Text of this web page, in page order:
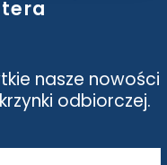
nasze nowości
odbiorczej.